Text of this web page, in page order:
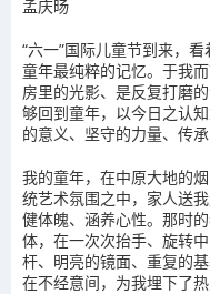
孟庆旸
“六一”国际儿童节到来，
童年最纯粹的记忆。于我
房里的光影、是反复打磨
够回到童年，以今日之认
的意义、坚守的力量、传承
我的童年，在中原大地的
统艺术氛围之中，家人送
健体魄、涵养心性。那时
体，在一次次抬手、旋转
杆、明亮的镜面、重复的
在不经意间，为我埋下了热